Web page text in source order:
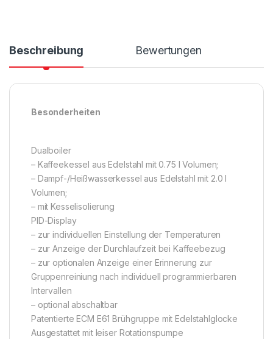
Beschreibung Bewertungen
Besonderheiten
Dualboiler
– Kaffeekessel aus Edelstahl mit 0.75 l Volumen;
– Dampf-/Heißwasserkessel aus Edelstahl mit 2.0 l
Volumen;
– mit Kesselisolierung
PID-Display
– zur individuellen Einstellung der Temperaturen
– zur Anzeige der Durchlaufzeit bei Kaffeebezug
– zur optionalen Anzeige einer Erinnerung zur
Gruppenreiniung nach individuell programmierbaren
Intervallen
– optional abschaltbar
Patentierte ECM E61 Brühgruppe mit Edelstahlglocke
Ausgestattet mit leiser Rotationspumpe